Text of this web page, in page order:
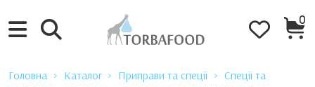
0
Головна Каталог Приправи та спеції
Спеції та